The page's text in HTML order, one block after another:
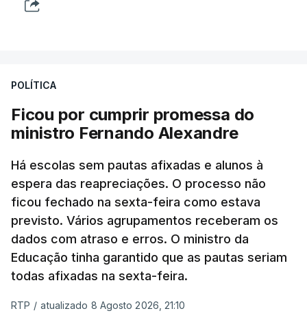
POLÍTICA
Ficou por cumprir promessa do
ministro Fernando Alexandre
Há escolas sem pautas afixadas e alunos à
espera das reapreciações. O processo não
ficou fechado na sexta-feira como estava
previsto. Vários agrupamentos receberam os
dados com atraso e erros. O ministro da
Educação tinha garantido que as pautas seriam
todas afixadas na sexta-feira.
RTP / atualizado 8 Agosto 2026, 21:10